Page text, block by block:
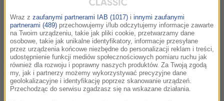
Autorzy to pasjonaci literatury. Sami też na co dzień
piszą i tłumaczą. Tu proponują, polecają i recenzują
pozycje, które według nich powinny znaleźć się
obowiązkowo na idealnej półce z książkami.
Wraz z zaufanymi partnerami IAB (1017) i innymi zaufanymi
partnerami (489) przechowujemy i/lub odczytujemy informacje zawarte
na Twoim urządzeniu, takie jak pliki cookie, przetwarzamy dane
osobowe, takie jak unikalne identyfikatory, informacje przesyłane
przez urządzenia końcowe niezbędne do personalizacji reklam i treści,
udostępnienie funkcji mediów społecznościowych pomiaru ruchu jak
również dla rozwoju i poprawny naszych produktów. Za Twoją zgodą
my, jak i partnerzy możemy wykorzystywać precyzyjne dane
geolokalizacyjne i identyfikację poprzez skanowanie urządzeń.
Przechodząc do serwisu zgadzasz się na wskazane działania.